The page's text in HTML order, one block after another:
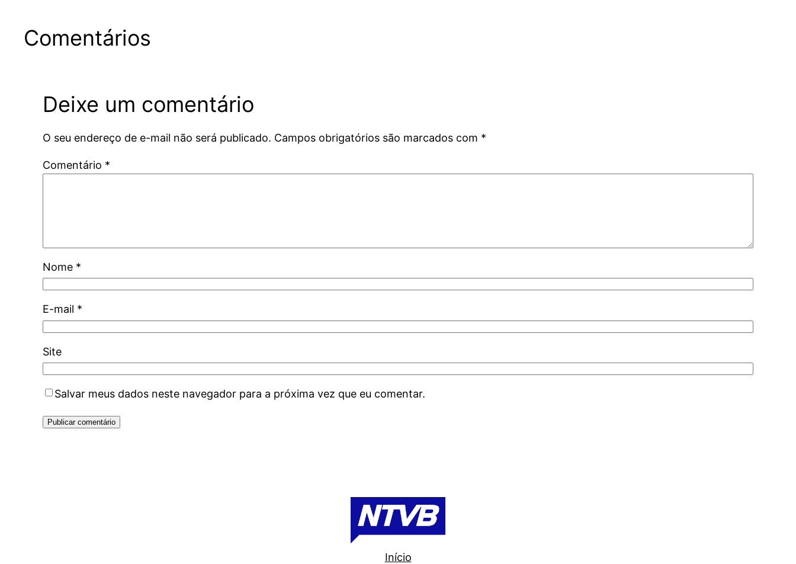
Comentários
Deixe um comentário
O seu endereço de e-mail não será publicado. Campos obrigatórios são marcados com *
Comentário *
Nome *
E-mail *
Site
Salvar meus dados neste navegador para a próxima vez que eu comentar.
Início